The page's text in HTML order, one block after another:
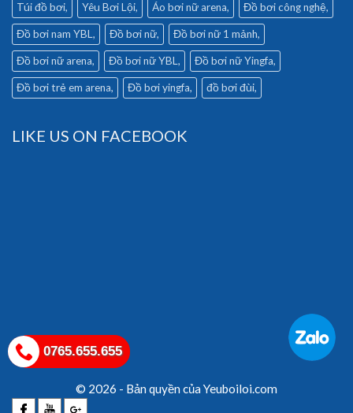
Túi đồ bơi Yêu Bơi Lội Áo bơi nữ arena Đồ bơi công nghệ
Đồ bơi nam YBL Đồ bơi nữ Đồ bơi nữ 1 mảnh
Đồ bơi nữ arena Đồ bơi nữ YBL Đồ bơi nữ Yingfa
Đồ bơi trẻ em arena Đồ bơi yingfa đồ bơi đùi
LIKE US ON FACEBOOK
© 2026 - Bản quyền của Yeuboiloi.com
0765.655.655